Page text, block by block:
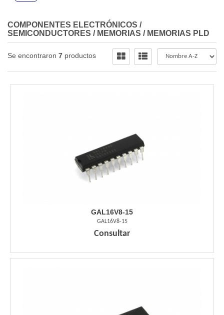
COMPONENTES ELECTRÓNICOS /
SEMICONDUCTORES / MEMORIAS / MEMORIAS PLD
Se encontraron 7 productos
GAL16V8-15
GAL16V8-15
Consultar